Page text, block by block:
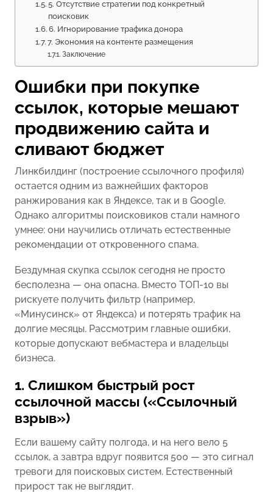
5. Отсутствие стратегии под конкретный
поисковик
6. Игнорирование трафика донора
7. Экономия на контенте размещения
Заключение
Ошибки при покупке
ссылок, которые мешают
продвижению сайта и
сливают бюджет
Линкбилдинг (построение ссылочного профиля)
остается одним из важнейших факторов
ранжирования как в Яндексе, так и в Google.
Однако алгоритмы поисковиков стали намного
умнее: они научились отличать естественные
рекомендации от откровенного спама.
Бездумная скупка ссылок сегодня не просто
бесполезна — она опасна. Вместо ТОП-10 вы
рискуете получить фильтр (например,
«Минусинск» от Яндекса) и потерять трафик на
долгие месяцы. Рассмотрим главные ошибки,
которые допускают вебмастера и владельцы
бизнеса.
1. Слишком быстрый рост
ссылочной массы («Ссылочный
взрыв»)
Если вашему сайту полгода, и на него вело 5
ссылок, а завтра вдруг появится 500 — это сигнал
тревоги для поисковых систем. Естественный
прирост так не выглядит.